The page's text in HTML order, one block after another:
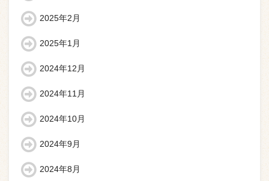
2025年2月
2025年1月
2024年12月
2024年11月
2024年10月
2024年9月
2024年8月